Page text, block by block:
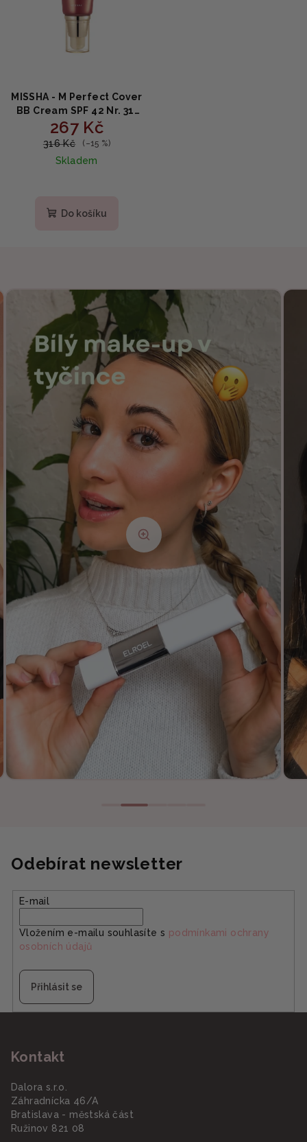
MISSHA - M Perfect Cover
BB Cream SPF 42 Nr. 31,
Golden Beige - Krycí
hydratační krém s SPF42
267 Kč
316 Kč (–15 %)
Skladem
Do košíku
Odebírat newsletter
E-mail
Vložením e-mailu souhlasíte s podmínkami ochrany
osobních údajů
Přihlásit se
Kontakt
Dalora s.r.o.
Záhradnícka 46/A
Bratislava - městská část
Ružinov 821 08